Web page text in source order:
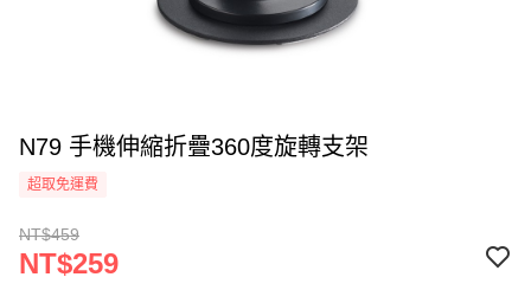
N79 手機伸縮折疊360度旋轉支架
超取免運費
NT$459
NT$259